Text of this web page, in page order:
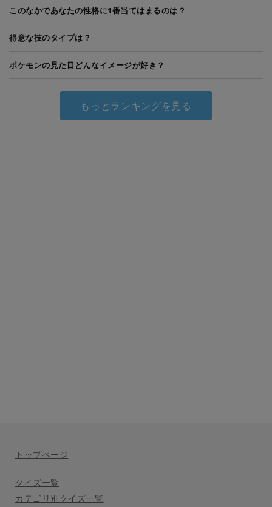
このなかであなたの性格に1番当てはまるのは？
得意な技のタイプは？
ポケモンの見た目どんなイメージが好き？
もっとランキングを見る
トップページ
クイズ一覧
カテゴリ別クイズ一覧